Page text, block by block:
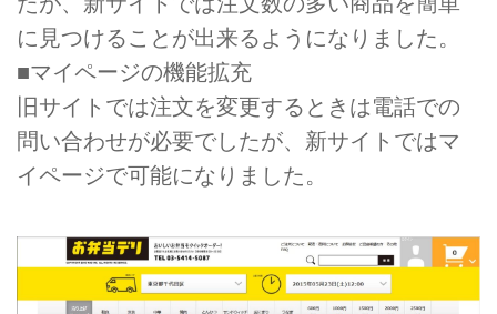
に見つけることが出来るようになりました。
■マイページの機能拡充
旧サイトでは注文を変更するときは電話での
問い合わせが必要でしたが、新サイトではマ
イページで可能になりました。